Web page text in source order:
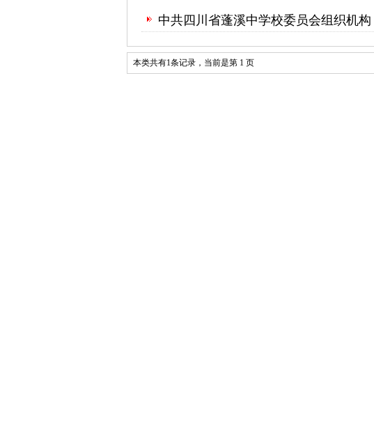
中共四川省蓬溪中学校委员会组织机构
本类共有1条记录，当前是第 1 页